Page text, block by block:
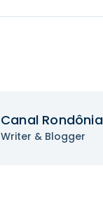
Canal Rondônia
Writer & Blogger